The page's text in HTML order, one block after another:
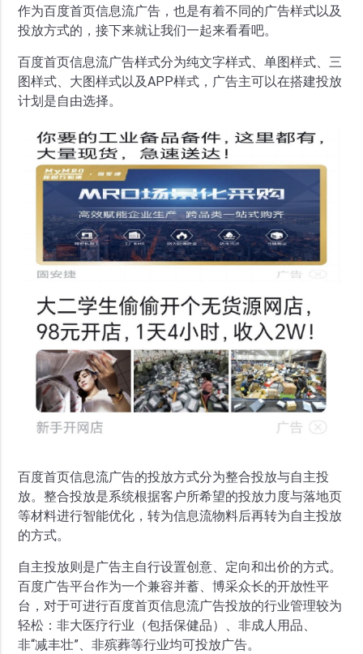
作为百度首页信息流广告，也是有着不同的广告样式以及
投放方式的，接下来就让我们一起来看看吧。
百度首页信息流广告样式分为纯文字样式、单图样式、三
图样式、大图样式以及APP样式，广告主可以在搭建投放
计划是自由选择。
百度首页信息流广告的投放方式分为整合投放与自主投
放。整合投放是系统根据客户所希望的投放力度与落地页
等材料进行智能优化，转为信息流物料后再转为自主投放
的方式。
自主投放则是广告主自行设置创意、定向和出价的方式。
百度广告平台作为一个兼容并蓄、博采众长的开放性平
台，对于可进行百度首页信息流广告投放的行业管理较为
轻松：非大医疗行业（包括保健品）、非成人用品、
非“减丰壮”、非殡葬等行业均可投放广告。